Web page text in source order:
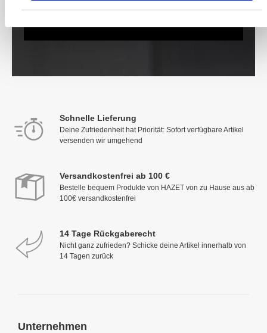
Schnelle Lieferung
Deine Zufriedenheit hat Priorität: Sofort verfügbare Artikel
versenden wir umgehend
Versandkostenfrei ab 100 €
Bestelle bequem Produkte von HAZET von zu Hause aus ab
100€ versandkostenfrei
14 Tage Rückgaberecht
Nicht ganz zufrieden? Schicke deine Artikel innerhalb von
14 Tagen zurück
Unternehmen